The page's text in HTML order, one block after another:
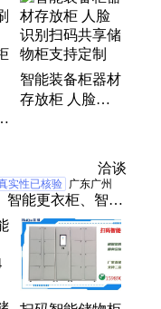
智能装备柜器材
存放柜 人脸识
洽谈
实性已核验 广东广州
智能更衣柜、智能
、智能鞋柜、数字